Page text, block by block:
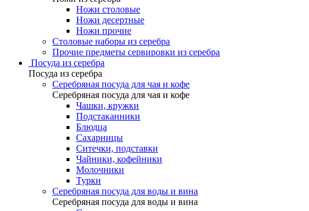
Ножи столовые
Ножи десертные
Ножи прочие
Столовые наборы из серебра
Прочие предметы сервировки из серебра
Посуда из серебра
Посуда из серебра
Серебряная посуда для чая и кофе
Серебряная посуда для чая и кофе
Чашки, кружки
Подстаканники
Блюдца
Сахарницы
Ситечки, подставки
Чайники, кофейники
Молочники
Турки
Серебряная посуда для воды и вина
Серебряная посуда для воды и вина